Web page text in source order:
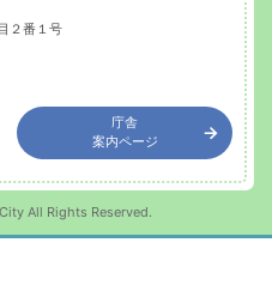
２番１号
庁舎
案内ページ
All Rights Reserved.